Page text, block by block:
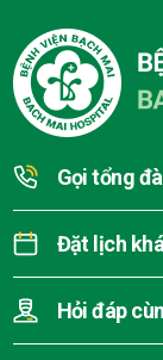
Gọi tổng
Đặt lịch
Hỏi đáp